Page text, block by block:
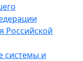
Российской
системы и